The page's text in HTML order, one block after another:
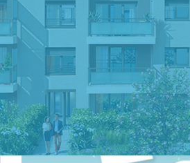
vie associative